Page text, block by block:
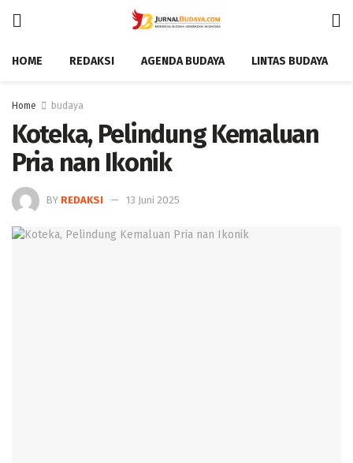
HOME REDAKSI AGENDA BUDAYA LINTAS BUDAYA
Home budaya
Koteka, Pelindung Kemaluan
Pria nan Ikonik
BY REDAKSI 13 Juni 2025